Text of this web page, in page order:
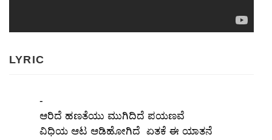
LYRIC
-
ಆರಿದೆ ಹಣತೆಯು ಮುಗಿದಿದೆ ಪಯಣವೆ
ವಿಧಿಯ ಆಟ ಆಡಿಹೋಗಿದೆ ಏತಕೆ ಈ ಯಾತನೆ